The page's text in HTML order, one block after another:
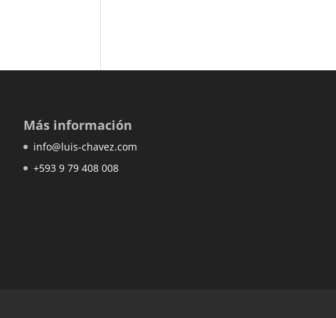
Más información
info@luis-chavez.com
+593 9 79 408 008